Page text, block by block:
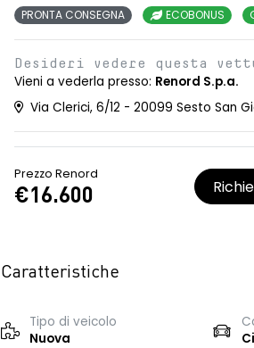
PRONTA CONSEGNA ECOBONUS
Desideri vedere questa
Vieni a vederla presso: Renord S.p.a.
Via Clerici, 6/12 - 20099 Sesto San
Prezzo Renord
€16.600
Caratteristiche
Tipo di veicolo
Nuova